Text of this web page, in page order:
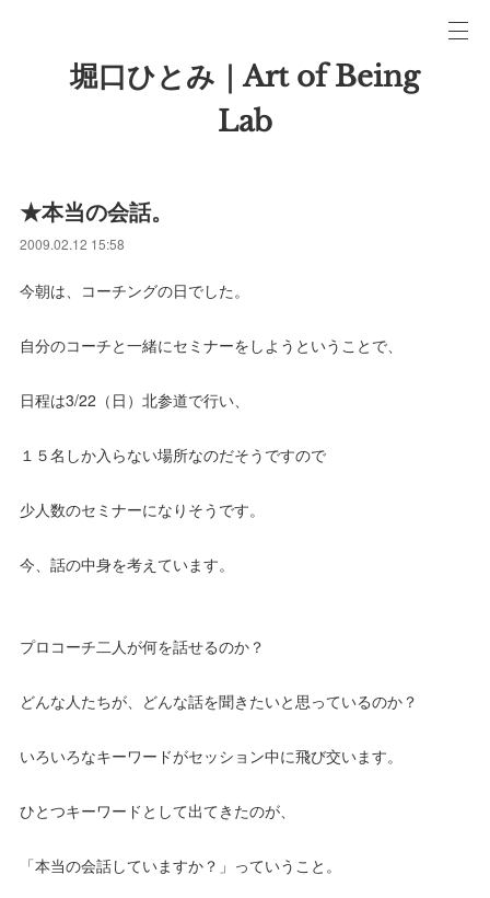
堀口ひとみ｜Art of Being
Lab
★本当の会話。
2009.02.12 15:58
今朝は、コーチングの日でした。
自分のコーチと一緒にセミナーをしようということで、
日程は3/22（日）北参道で行い、
１５名しか入らない場所なのだそうですので
少人数のセミナーになりそうです。
今、話の中身を考えています。
プロコーチ二人が何を話せるのか？
どんな人たちが、どんな話を聞きたいと思っているのか？
いろいろなキーワードがセッション中に飛び交います。
ひとつキーワードとして出てきたのが、
「本当の会話していますか？」っていうこと。